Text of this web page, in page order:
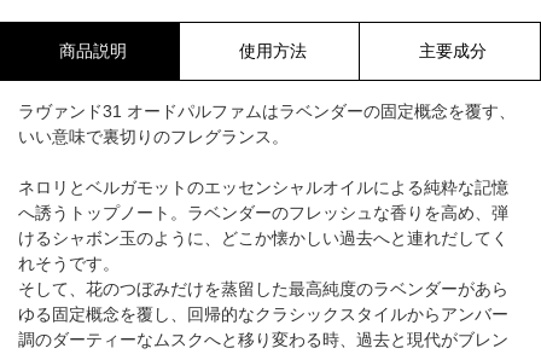
商品説明 使用方法 主要成分
ラヴァンド31 オードパルファムはラベンダーの固定概念を覆す、
いい意味で裏切りのフレグランス。
ネロリとベルガモットのエッセンシャルオイルによる純粋な記憶
へ誘うトップノート。ラベンダーのフレッシュな香りを高め、弾
けるシャボン玉のように、どこか懐かしい過去へと連れだしてく
れそうです。
そして、花のつぼみだけを蒸留した最高純度のラベンダーがあら
ゆる固定概念を覆し、回帰的なクラシックスタイルからアンバー
調のダーティーなムスクへと移り変わる時、過去と現代がブレン